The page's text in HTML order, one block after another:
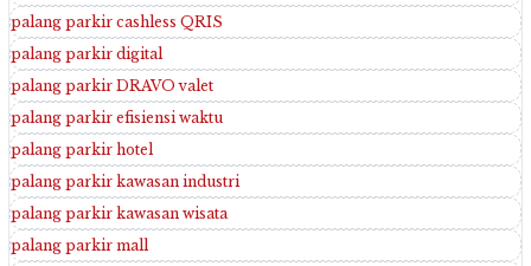
palang parkir cashless QRIS
palang parkir digital
palang parkir DRAVO valet
palang parkir efisiensi waktu
palang parkir hotel
palang parkir kawasan industri
palang parkir kawasan wisata
palang parkir mall